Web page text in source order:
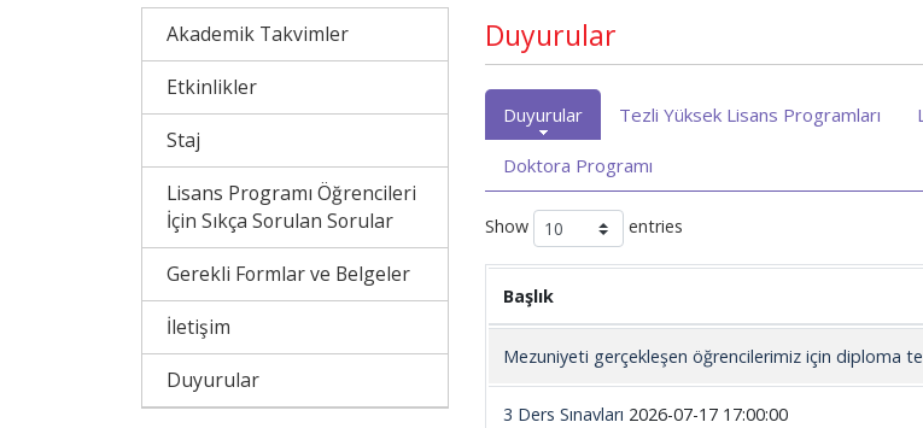
Akademik Takvimler
Etkinlikler
Staj
Lisans Programı Öğrencileri
İçin Sıkça Sorulan Sorular
Gerekli Formlar ve Belgeler
İletişim
Duyurular
Duyurular
Duyurular Tezli Yüksek Lisans Programları
Doktora Programı
Show entries
Başlık
Mezuniyeti gerçekleşen öğrencilerimiz için diploma
3 Ders Sınavları 2026-07-17 17:00:00